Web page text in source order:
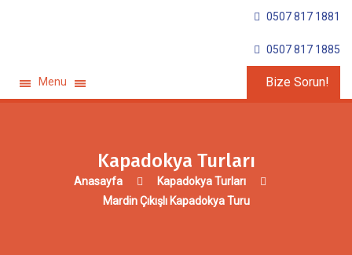
0507 817 1881
0507 817 1885
Bize Sorun!
Menu
Kapadokya Turları
Anasayfa
Kapadokya Turları
Mardin Çıkışlı Kapadokya Turu